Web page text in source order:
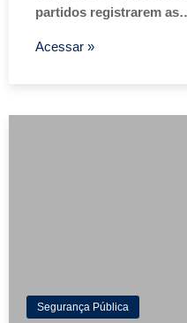
partidos registrarem
Acessar »
Segurança Pública